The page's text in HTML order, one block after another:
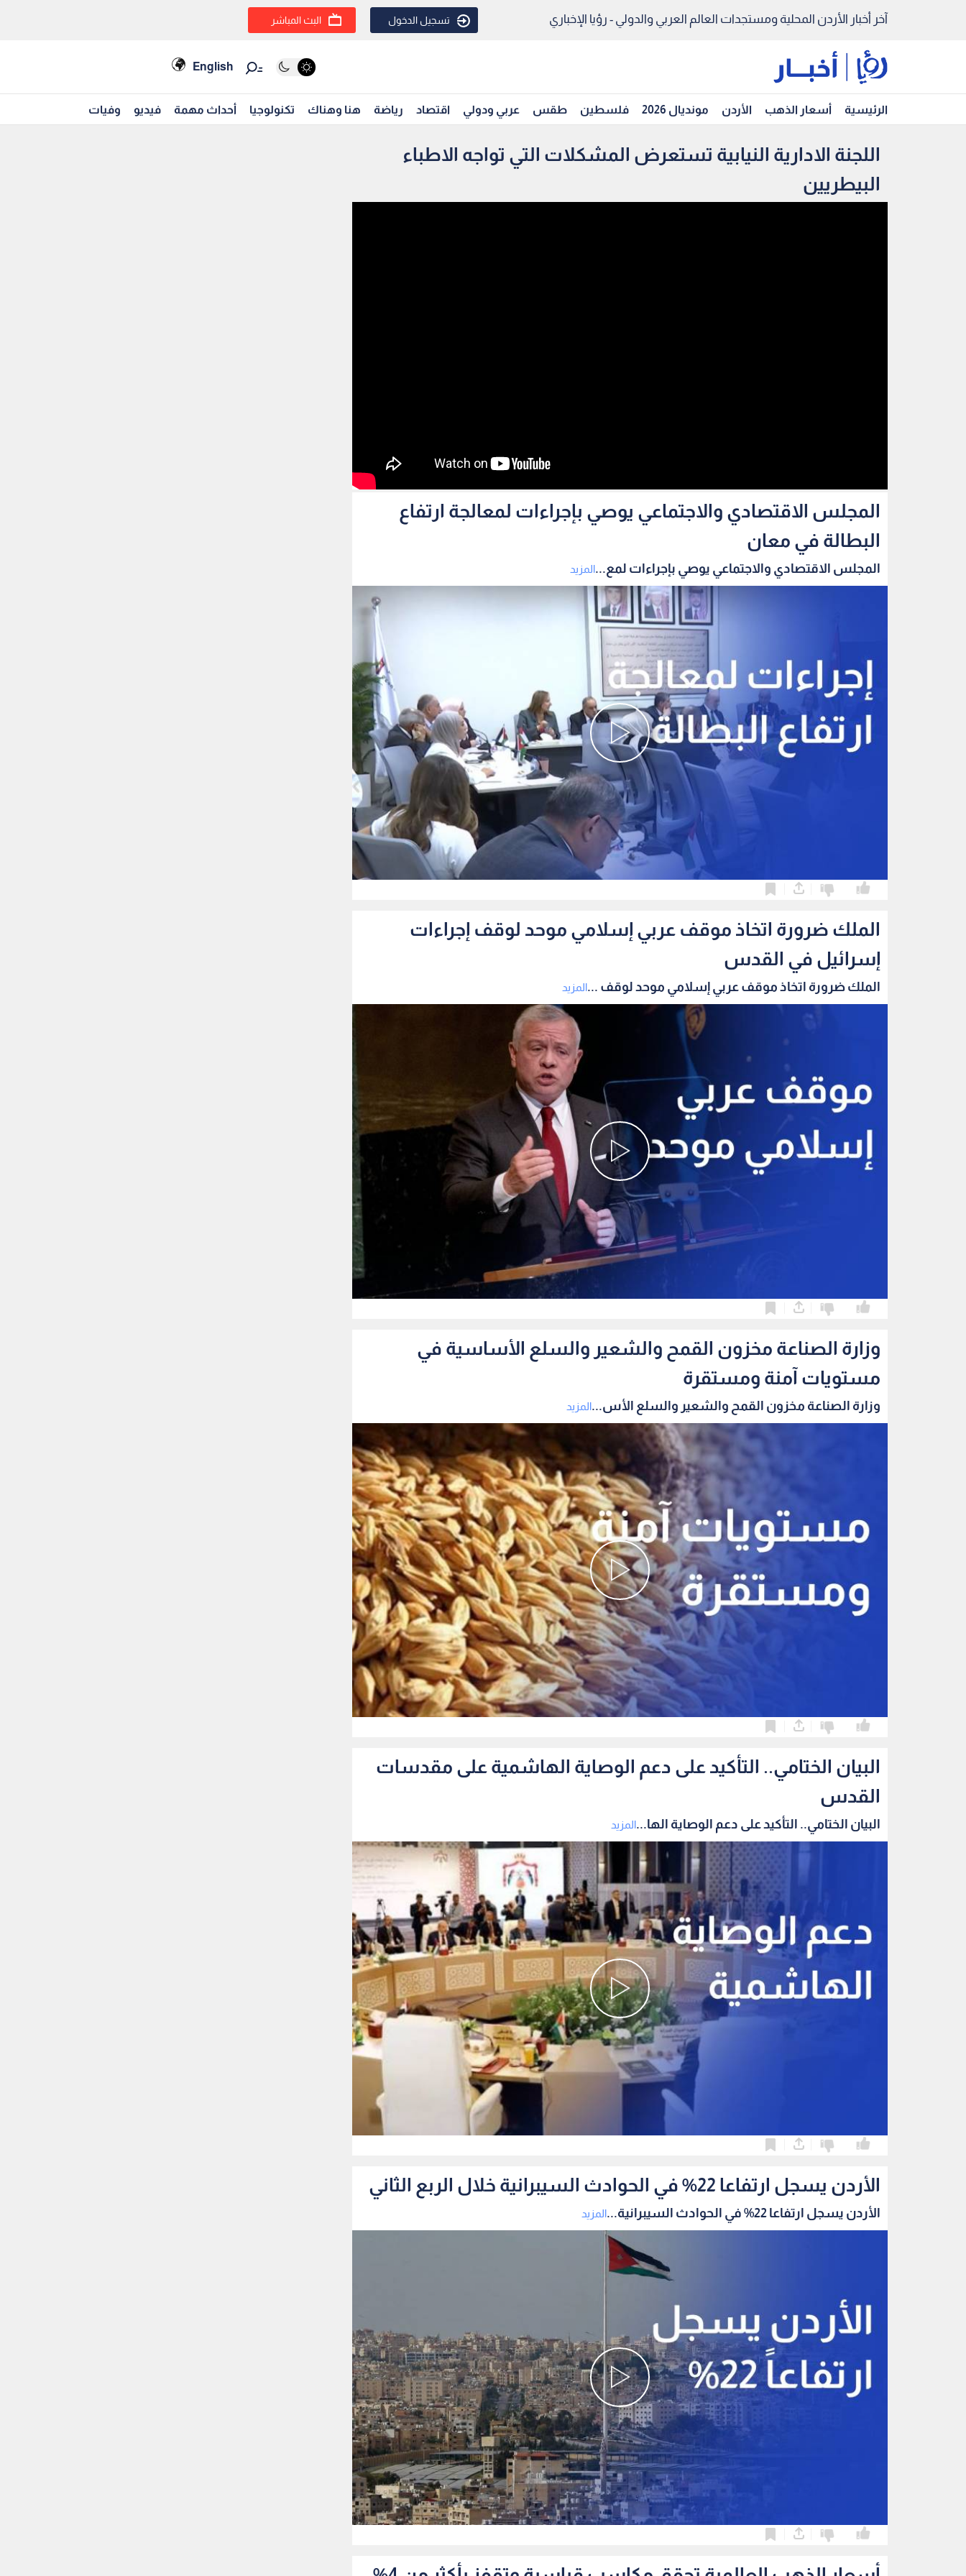
آخر أخبار الأردن المحلية ومستجدات العالم العربي والدولي - رؤيا الإخباري تسجيل الدخول البث المباشر
English
الرئيسية أسعار الذهب الأردن مونديال 2026 فلسطين طقس عربي ودولي اقتصاد رياضة هنا وهناك تكنولوجيا أحداث مهمة فيديو وفيات
اللجنة الادارية النيابية تستعرض المشكلات التي تواجه الاطباء
البيطريين
المجلس الاقتصادي والاجتماعي يوصي بإجراءات لمعالجة ارتفاع
البطالة في معان
المجلس الاقتصادي والاجتماعي يوصي بإجراءات لمع...المزيد
الملك ضرورة اتخاذ موقف عربي إسلامي موحد لوقف إجراءات
إسرائيل في القدس
الملك ضرورة اتخاذ موقف عربي إسلامي موحد لوقف ...المزيد
وزارة الصناعة مخزون القمح والشعير والسلع الأساسية في
مستويات آمنة ومستقرة
وزارة الصناعة مخزون القمح والشعير والسلع الأس...المزيد
البيان الختامي.. التأكيد على دعم الوصاية الهاشمية على مقدسات
القدس
البيان الختامي.. التأكيد على دعم الوصاية الها...المزيد
الأردن يسجل ارتفاعا 22% في الحوادث السيبرانية خلال الربع الثاني
الأردن يسجل ارتفاعا 22% في الحوادث السيبرانية... المزيد